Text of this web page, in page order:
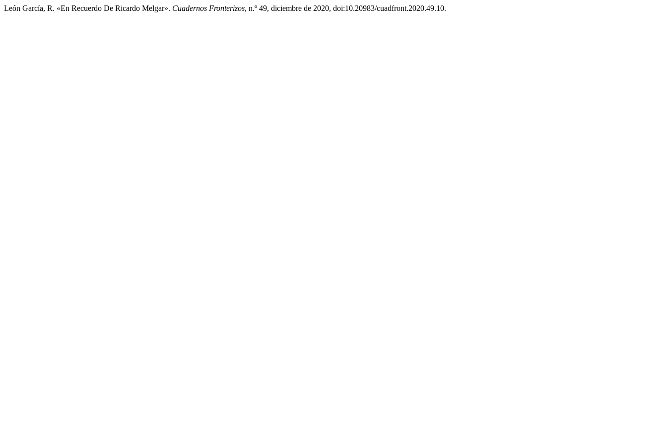
León García, R. «En Recuerdo De Ricardo Melgar». Cuadernos Fronterizos, n.º 49, diciembre de 2020, doi:10.20983/cuadfront.2020.49.10.